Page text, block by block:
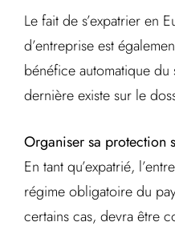
Le fait de s’expatrier en
d’entreprise est
bénéfice automatique du
dernière existe sur le
Organiser sa protection
En tant qu’expatrié,
régime obligatoire du
certains cas, devra être